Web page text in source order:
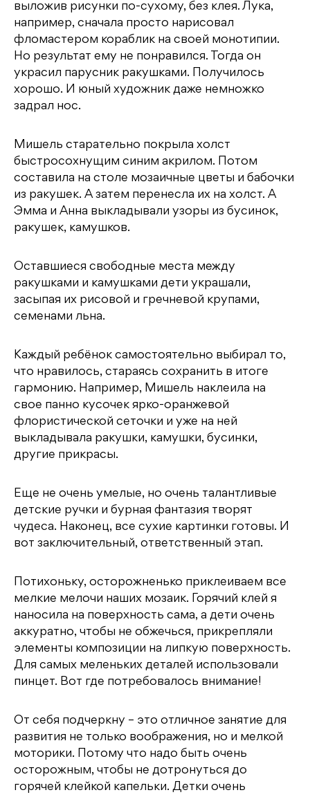
выложив рисунки по-сухому, без клея. Лука,
например, сначала просто нарисовал
фломастером кораблик на своей монотипии.
Но результат ему не понравился. Тогда он
украсил парусник ракушками. Получилось
хорошо. И юный художник даже немножко
задрал нос.
Мишель старательно покрыла холст
быстросохнущим синим акрилом. Потом
составила на столе мозаичные цветы и бабочки
из ракушек. А затем перенесла их на холст. А
Эмма и Анна выкладывали узоры из бусинок,
ракушек, камушков.
Оставшиеся свободные места между
ракушками и камушками дети украшали,
засыпая их рисовой и гречневой крупами,
семенами льна.
Каждый ребёнок самостоятельно выбирал то,
что нравилось, стараясь сохранить в итоге
гармонию. Например, Мишель наклеила на
свое панно кусочек ярко-оранжевой
флористической сеточки и уже на ней
выкладывала ракушки, камушки, бусинки,
другие прикрасы.
Еще не очень умелые, но очень талантливые
детские ручки и бурная фантазия творят
чудеса. Наконец, все сухие картинки готовы. И
вот заключительный, ответственный этап.
Потихоньку, осторожненько приклеиваем все
мелкие мелочи наших мозаик. Горячий клей я
наносила на поверхность сама, а дети очень
аккуратно, чтобы не обжечься, прикрепляли
элементы композиции на липкую поверхность.
Для самых меленьких деталей использовали
пинцет. Вот где потребовалось внимание!
От себя подчеркну – это отличное занятие для
развития не только воображения, но и мелкой
моторики. Потому что надо быть очень
осторожным, чтобы не дотронуться до
горячей клейкой капельки. Детки очень